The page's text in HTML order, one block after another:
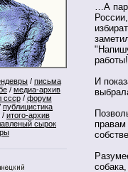
/ письма
/ медиа-архив
ссср/ форум
публицистика
/ итого-архив
сырок
…А
И
правам